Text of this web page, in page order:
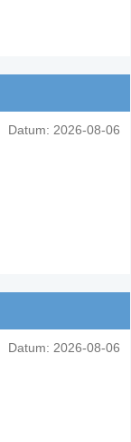
Datum: 2026-08-06
Datum: 2026-08-06